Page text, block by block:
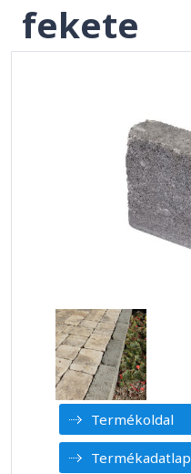
fekete
Termékoldal
Termékadatlap